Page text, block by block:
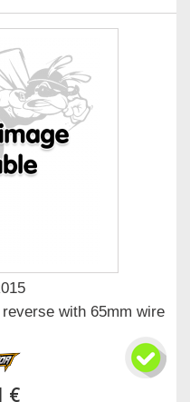
with 65mm wire
€